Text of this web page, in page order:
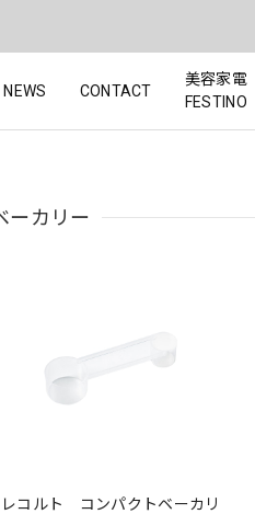
NEWS CONTACT
美容家電
FESTINO
ーカリー
レコルト コンパクトベーカリ